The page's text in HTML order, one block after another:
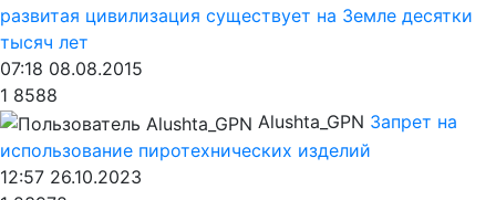
развитая цивилизация существует на Земле десятки
тысяч лет
07:18 08.08.2015
1 8588
Alushta_GPN Запрет на
использование пиротехнических изделий
12:57 26.10.2023